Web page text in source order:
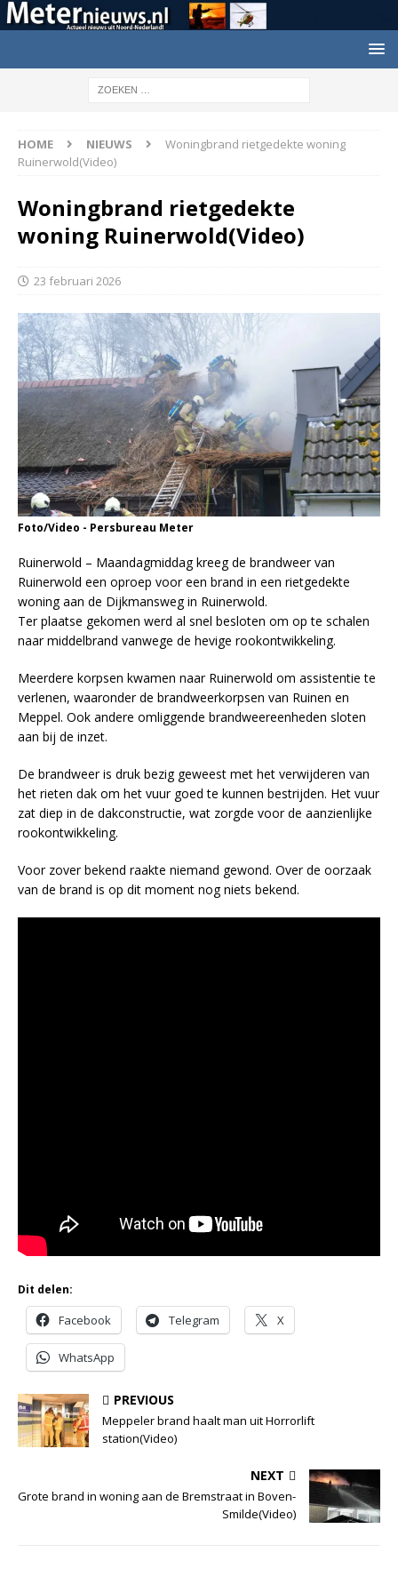
HOME NIEUWS
Woningbrand rietgedekte woning
Ruinerwold(Video)
Woningbrand rietgedekte
woning Ruinerwold(Video)
23 februari 2026
Foto/Video - Persbureau Meter
Ruinerwold – Maandagmiddag kreeg de brandweer van
Ruinerwold een oproep voor een brand in een rietgedekte
woning aan de Dijkmansweg in Ruinerwold.
Ter plaatse gekomen werd al snel besloten om op te schalen
naar middelbrand vanwege de hevige rookontwikkeling.
Meerdere korpsen kwamen naar Ruinerwold om assistentie te
verlenen, waaronder de brandweerkorpsen van Ruinen en
Meppel. Ook andere omliggende brandweereenheden sloten
aan bij de inzet.
De brandweer is druk bezig geweest met het verwijderen van
het rieten dak om het vuur goed te kunnen bestrijden. Het vuur
zat diep in de dakconstructie, wat zorgde voor de aanzienlijke
rookontwikkeling.
Voor zover bekend raakte niemand gewond. Over de oorzaak
van de brand is op dit moment nog niets bekend.
Dit delen:
Facebook Telegram X
WhatsApp
PREVIOUS
Meppeler brand haalt man uit Horrorlift
station(Video)
NEXT
Grote brand in woning aan de Bremstraat in Boven-
Smilde(Video)